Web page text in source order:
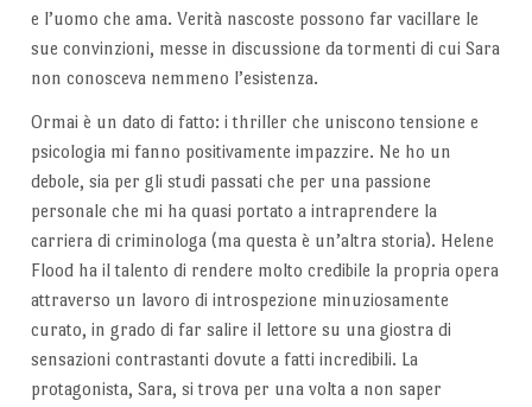
e l’uomo che ama. Verità nascoste possono far vacillare le
sue convinzioni, messe in discussione da tormenti di cui Sara
non conosceva nemmeno l’esistenza.
Ormai è un dato di fatto: i thriller che uniscono tensione e
psicologia mi fanno positivamente impazzire. Ne ho un
debole, sia per gli studi passati che per una passione
personale che mi ha quasi portato a intraprendere la
carriera di criminologa (ma questa è un’altra storia). Helene
Flood ha il talento di rendere molto credibile la propria opera
attraverso un lavoro di introspezione minuziosamente
curato, in grado di far salire il lettore su una giostra di
sensazioni contrastanti dovute a fatti incredibili. La
protagonista, Sara, si trova per una volta a non saper